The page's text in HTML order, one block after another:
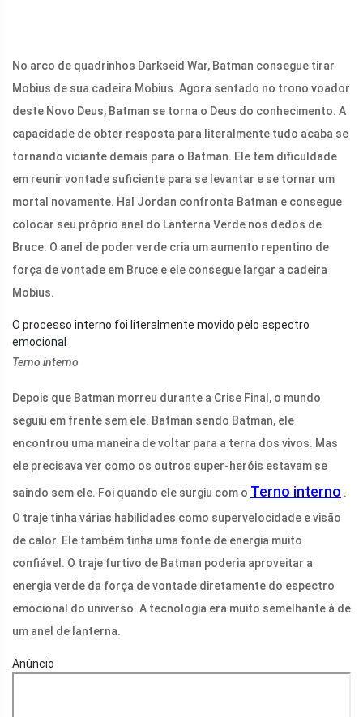
No arco de quadrinhos Darkseid War, Batman consegue tirar
Mobius de sua cadeira Mobius. Agora sentado no trono voador
deste Novo Deus, Batman se torna o Deus do conhecimento. A
capacidade de obter resposta para literalmente tudo acaba se
tornando viciante demais para o Batman. Ele tem dificuldade
em reunir vontade suficiente para se levantar e se tornar um
mortal novamente. Hal Jordan confronta Batman e consegue
colocar seu próprio anel do Lanterna Verde nos dedos de
Bruce. O anel de poder verde cria um aumento repentino de
força de vontade em Bruce e ele consegue largar a cadeira
Mobius.
O processo interno foi literalmente movido pelo espectro
emocional
Terno interno
Depois que Batman morreu durante a Crise Final, o mundo
seguiu em frente sem ele. Batman sendo Batman, ele
encontrou uma maneira de voltar para a terra dos vivos. Mas
ele precisava ver como os outros super-heróis estavam se
saindo sem ele. Foi quando ele surgiu com o Terno interno .
O traje tinha várias habilidades como supervelocidade e visão
de calor. Ele também tinha uma fonte de energia muito
confiável. O traje furtivo de Batman poderia aproveitar a
energia verde da força de vontade diretamente do espectro
emocional do universo. A tecnologia era muito semelhante à de
um anel de lanterna.
Anúncio